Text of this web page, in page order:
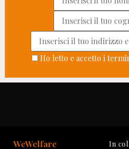
Ho letto e accetto i
WeWelfare In